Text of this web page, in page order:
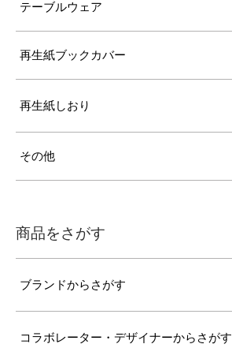
テーブルウェア
再生紙ブックカバー
再生紙しおり
その他
商品をさがす
ブランドからさがす
コラボレーター・デザイナーからさがす